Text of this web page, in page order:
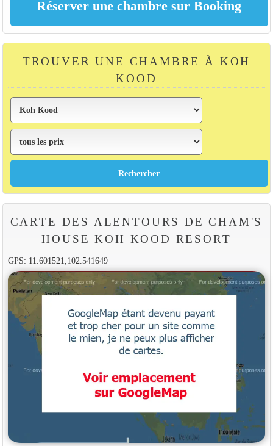
TROUVER UNE CHAMBRE À KOH
KOOD
CARTE DES ALENTOURS DE CHAM'S
HOUSE KOH KOOD RESORT
GPS: 11.601521,102.541649